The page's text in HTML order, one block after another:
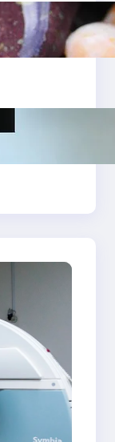
—
— jak